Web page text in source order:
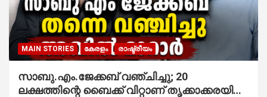
MAIN STORIES കേരളം രാഷ്ട്രീയം
സാബു.എം.ജേക്കബ് വഞ്ചിച്ചു; 20
ലക്ഷത്തിന്റെ ബൈക്ക് വിറ്റാണ് തൃക്കാക്കരയില്‍